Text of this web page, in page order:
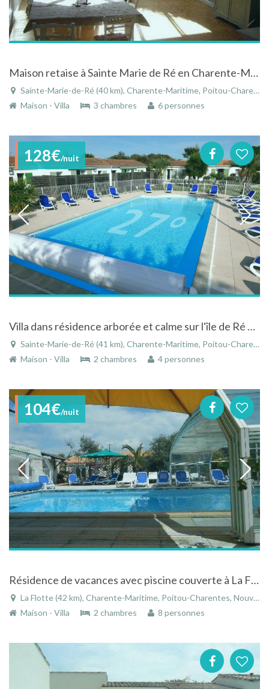
Maison retaise à Sainte Marie de Ré en Charente-Maritime en Poitou-Charentes
Sainte-Marie-de-Ré (40 km), Charente-Maritime, Poitou-Charentes, Nouvelle-Aquitaine, France
Maison - Villa
3 chambres 6 personnes
128€/nuit
Villa dans résidence arborée et calme sur l'île de Ré avec piscine chauffée à 27° dès début avril
Sainte-Marie-de-Ré (41 km), Charente-Maritime, Poitou-Charentes, Nouvelle-Aquitaine, France
Maison - Villa
2 chambres 4 personnes
104€/nuit
Résidence de vacances avec piscine couverte à La Flotte sur l'Ile de Ré en Charentes-Maritimes
La Flotte (42 km), Charente-Maritime, Poitou-Charentes, Nouvelle-Aquitaine, France
Maison - Villa
2 chambres 8 personnes